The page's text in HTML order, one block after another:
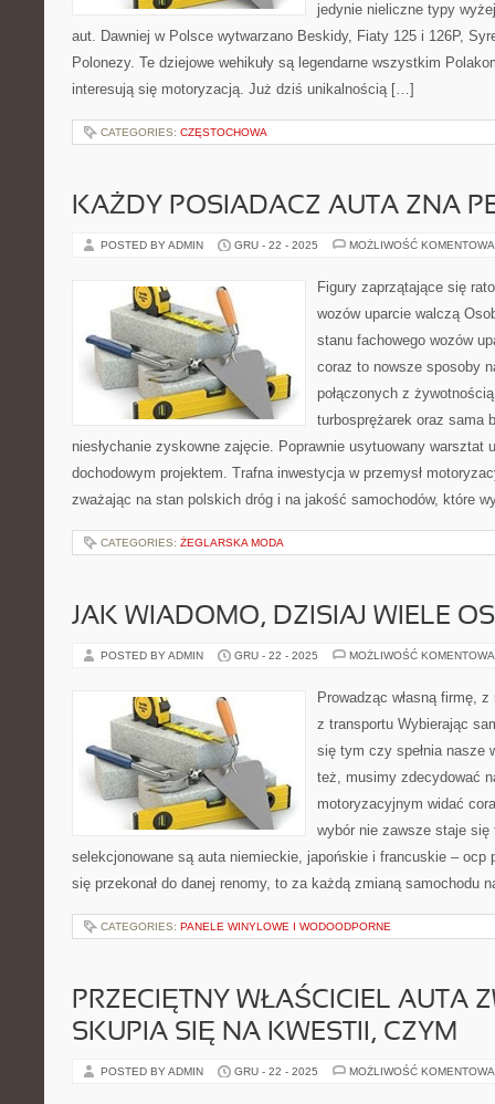
jedynie nieliczne typy
aut. Dawniej w Polsce wytwarzano Beskidy, Fiaty 125 i 126P,
Polonezy. Te dziejowe wehikuły są legendarne wszystkim
interesują się motoryzacją. Już dziś unikalnością […]
CATEGORIES: CZĘSTOCHOWA
KAŻDY POSIADACZ AUTA ZNA
POSTED BY ADMIN GRU - 22 - 2025 MOŻLIWOŚĆ
Figury zaprzątające się
wozów uparcie walczą
stanu fachowego wozów
coraz to nowsze sposoby
połączonych z
turbosprężarek oraz sama
niesłychanie zyskowne zajęcie. Poprawnie usytuowany warsztat
dochodowym projektem. Trafna inwestycja w przemysł
zważając na stan polskich dróg i na jakość samochodów, które
CATEGORIES: ŻEGLARSKA MODA
JAK WIADOMO, DZISIAJ WIELE
POSTED BY ADMIN GRU - 22 - 2025 MOŻLIWOŚĆ
Prowadząc własną firmę,
z transportu Wybierając
się tym czy spełnia nasze
też, musimy zdecydować
motoryzacyjnym widać
wybór nie zawsze staje
selekcjonowane są auta niemieckie, japońskie i francuskie – ocp
się przekonał do danej renomy, to za każdą zmianą samochodu
CATEGORIES: PANELE WINYLOWE I WODOODPORNE
PRZECIĘTNY WŁAŚCICIEL AUTA
SKUPIA SIĘ NA KWESTII, CZYM
POSTED BY ADMIN GRU - 22 - 2025 MOŻLIWOŚĆ